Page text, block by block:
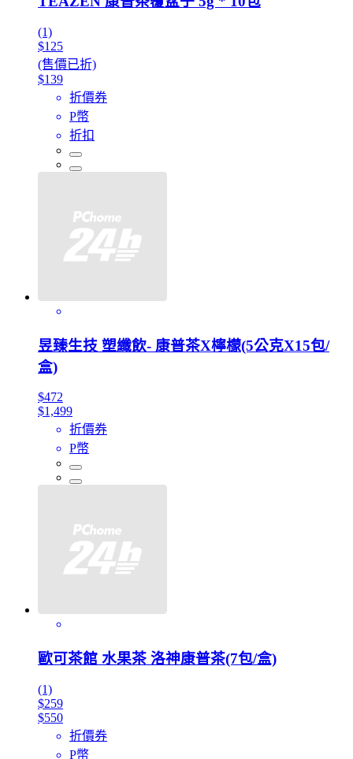
(1)
$125
(售價已折)
$139
折價券
P幣
折扣
昱臻生技 塑纖飲- 康普茶X檸檬(5公克X15包/
盒)
$472
$1,499
折價券
P幣
歐可茶館 水果茶 洛神康普茶(7包/盒)
(1)
$259
$550
折價券
P幣